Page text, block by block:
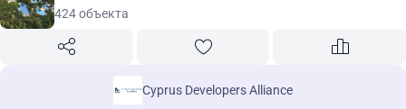
424 объекта
Cyprus Developers Alliance